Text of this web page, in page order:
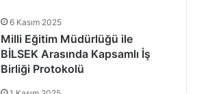
6 Kasım 2025
Milli Eğitim Müdürlüğü ile
BİLSEK Arasında Kapsamlı İş
Birliği Protokolü